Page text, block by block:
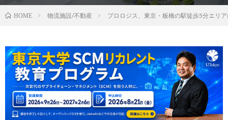
HOME 物流施設/不動産 プロロジス、東京・板橋の駅徒歩5分エリ